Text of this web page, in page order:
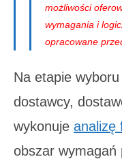
możliwości
wymagania i
opracowane
Na etapie
dostawcy,
wykonuje analizę
obszar wymagań